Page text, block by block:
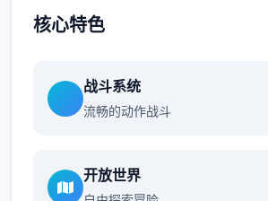
核心特色
战斗系统
流畅的动作战斗
开放世界